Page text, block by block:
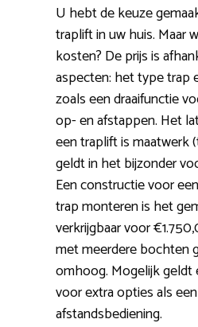
U hebt de keuze
traplift in uw huis. Maar
kosten? De prijs is
aspecten: het type trap
zoals een draaifunctie
op- en afstappen. Het
een traplift is maatwerk
geldt in het bijzonder
Een constructie voor
trap monteren is het
verkrijgbaar voor
met meerdere bochten
omhoog. Mogelijk geldt
voor extra opties als
afstandsbediening.